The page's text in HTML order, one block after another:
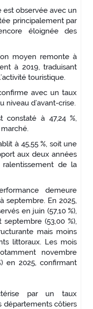
est observée avec un
principalement par
éloignée des
moyen remonte à
à 2019, traduisant
touristique.
avec un taux
niveau d’avant-crise.
constaté à 47,24 %,
à 45,55 %, soit une
aux deux années
ralentissement de la
demeure
septembre. En 2025,
en juin (57,10 %),
septembre (53,00 %),
mais moins
littoraux. Les mois
novembre
en 2025, confirmant
par un taux
départements côtiers